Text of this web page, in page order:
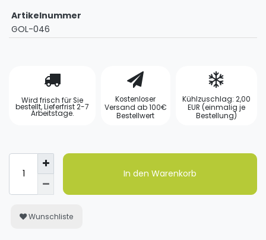
Artikelnummer
GOL-046
Wird frisch für Sie
bestellt, Lieferfrist 2-7
Arbeitstage.
Kostenloser
Versand ab 100€
Bestellwert
Kühlzuschlag: 2,00
EUR (einmalig je
Bestellung)
In den Warenkorb
Wunschliste